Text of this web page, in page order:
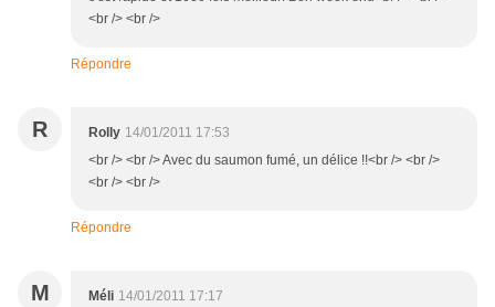
<br /> <br />
Répondre
R Rolly 14/01/2011 17:53
<br /> <br /> Avec du saumon fumé, un délice !!<br /> <br />
<br /> <br />
Répondre
M Méli 14/01/2011 17:17